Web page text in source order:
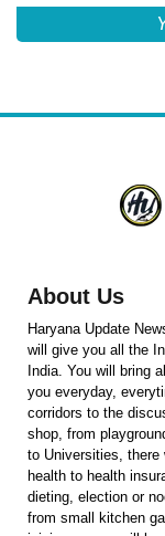
About Us
Haryana Update
will give you all the
India. You will bring
you everyday,
corridors to the
shop, from
to Universities, there
health to health
dieting, election or
from small kitchen